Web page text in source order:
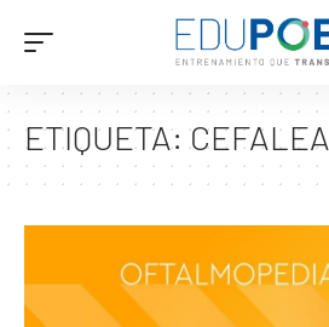
ETIQUETA:CEFALEA